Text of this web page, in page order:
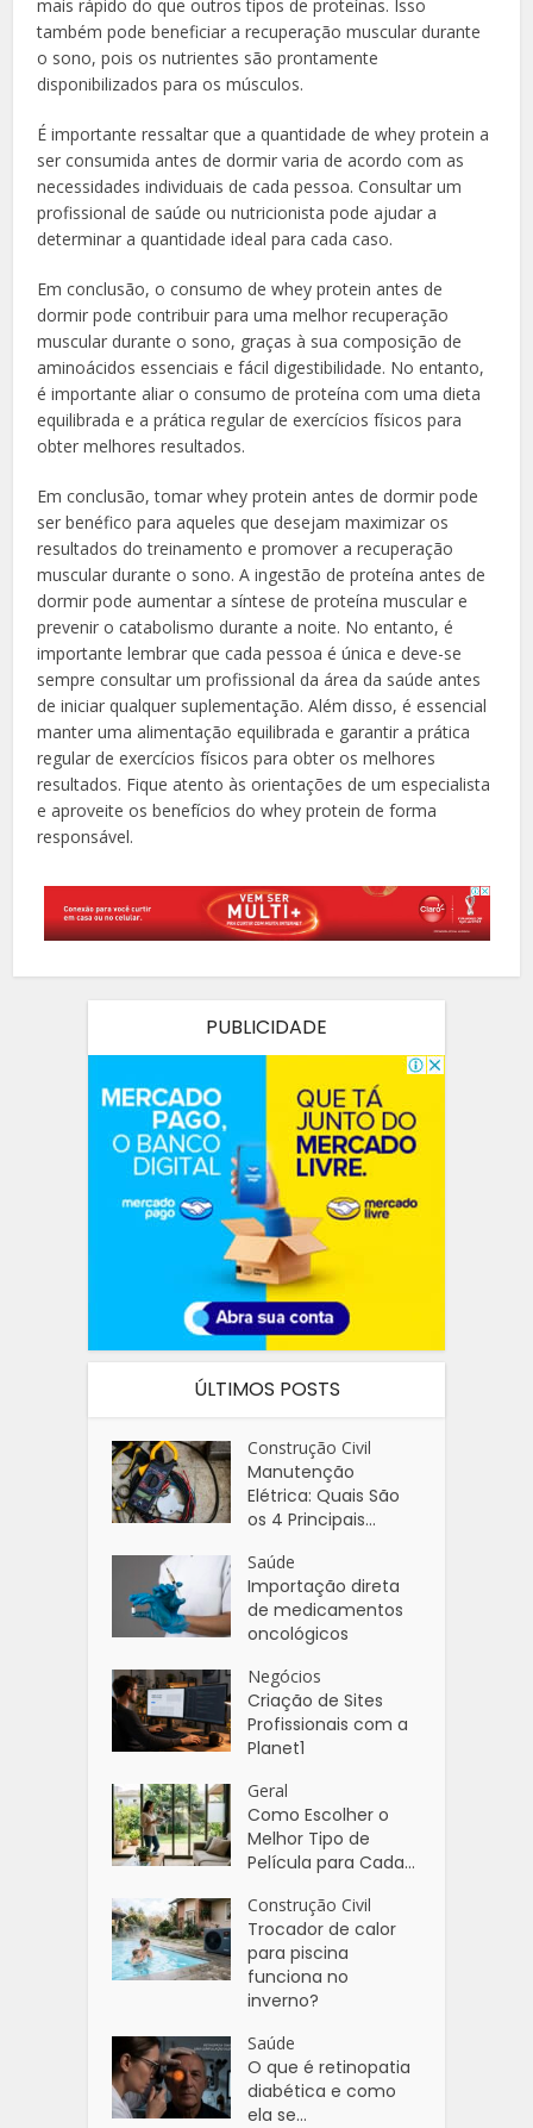
mais rápido do que outros tipos de proteínas. Isso
também pode beneficiar a recuperação muscular durante
o sono, pois os nutrientes são prontamente
disponibilizados para os músculos.
É importante ressaltar que a quantidade de whey protein a
ser consumida antes de dormir varia de acordo com as
necessidades individuais de cada pessoa. Consultar um
profissional de saúde ou nutricionista pode ajudar a
determinar a quantidade ideal para cada caso.
Em conclusão, o consumo de whey protein antes de
dormir pode contribuir para uma melhor recuperação
muscular durante o sono, graças à sua composição de
aminoácidos essenciais e fácil digestibilidade. No entanto,
é importante aliar o consumo de proteína com uma dieta
equilibrada e a prática regular de exercícios físicos para
obter melhores resultados.
Em conclusão, tomar whey protein antes de dormir pode
ser benéfico para aqueles que desejam maximizar os
resultados do treinamento e promover a recuperação
muscular durante o sono. A ingestão de proteína antes de
dormir pode aumentar a síntese de proteína muscular e
prevenir o catabolismo durante a noite. No entanto, é
importante lembrar que cada pessoa é única e deve-se
sempre consultar um profissional da área da saúde antes
de iniciar qualquer suplementação. Além disso, é essencial
manter uma alimentação equilibrada e garantir a prática
regular de exercícios físicos para obter os melhores
resultados. Fique atento às orientações de um especialista
e aproveite os benefícios do whey protein de forma
responsável.
PUBLICIDADE
ÚLTIMOS POSTS
Construção Civil
Manutenção
Elétrica: Quais São
os 4 Principais...
Saúde
Importação direta
de medicamentos
oncológicos
Negócios
Criação de Sites
Profissionais com a
Planet1
Geral
Como Escolher o
Melhor Tipo de
Película para Cada...
Construção Civil
Trocador de calor
para piscina
funciona no
inverno?
Saúde
O que é retinopatia
diabética e como
ela se...